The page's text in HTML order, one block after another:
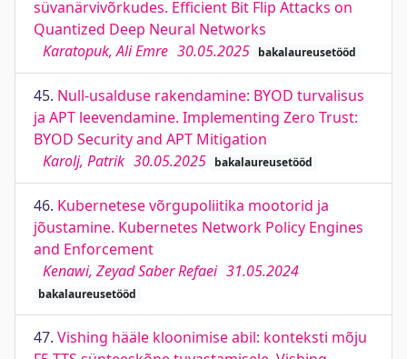
süvanärvivõrkudes. Efficient Bit Flip Attacks on
Quantized Deep Neural Networks
Karatopuk, Ali Emre 30.05.2025 bakalaureusetööd
45. Null-usalduse rakendamine: BYOD turvalisus
ja APT leevendamine. Implementing Zero Trust:
BYOD Security and APT Mitigation
Karolj, Patrik 30.05.2025 bakalaureusetööd
46. Kubernetese võrgupoliitika mootorid ja
jõustamine. Kubernetes Network Policy Engines
and Enforcement
Kenawi, Zeyad Saber Refaei 31.05.2024
bakalaureusetööd
47. Vishing hääle kloonimise abil: konteksti mõju